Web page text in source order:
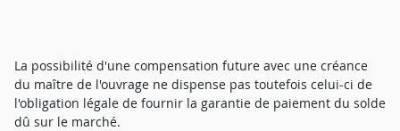
La possibilité d'une compensation future avec une créance
du maître de l'ouvrage ne dispense pas toutefois celui-ci de
l'obligation légale de fournir la garantie de paiement du solde
dû sur le marché.